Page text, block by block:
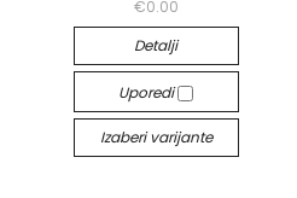
€0.00
Detalji
Uporedi
Izaberi varijante